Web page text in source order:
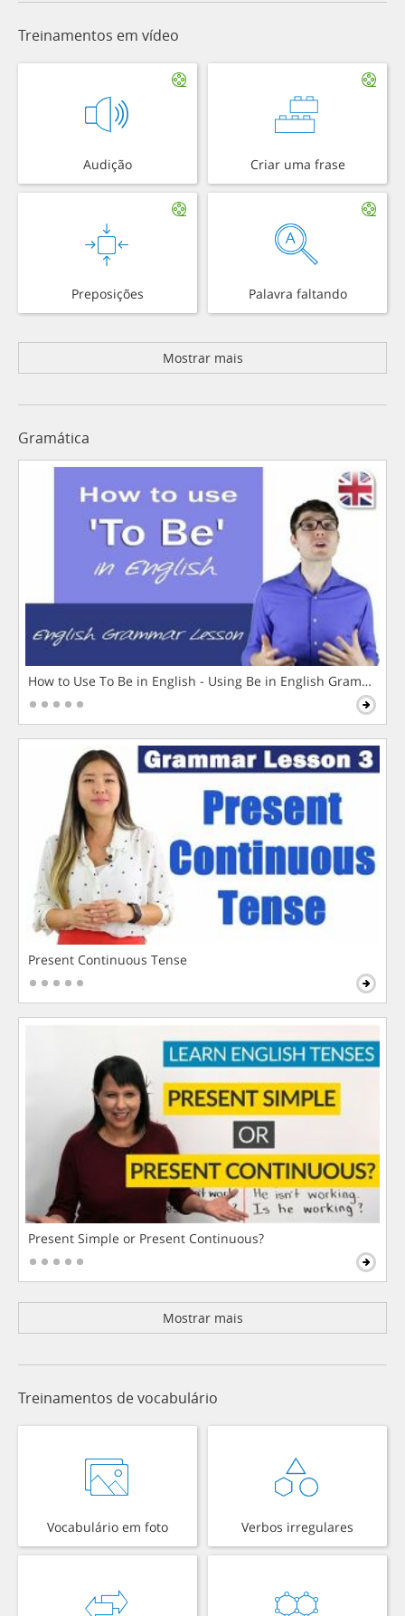
Treinamentos em vídeo
Audição Criar uma frase
Preposições Palavra faltando
Mostrar mais
Gramática
How to Use To Be in English - Using Be in English Grammar
Present Continuous Tense
Present Simple or Present Continuous?
Mostrar mais
Treinamentos de vocabulário
Vocabulário em foto Verbos irregulares